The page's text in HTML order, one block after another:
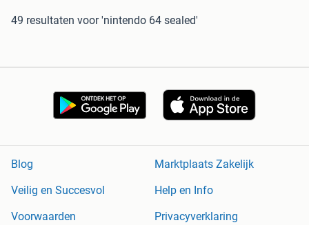
49 resultaten voor 'nintendo 64 sealed'
Blog
Marktplaats Zakelijk
Veilig en Succesvol
Help en Info
Voorwaarden
Privacyverklaring